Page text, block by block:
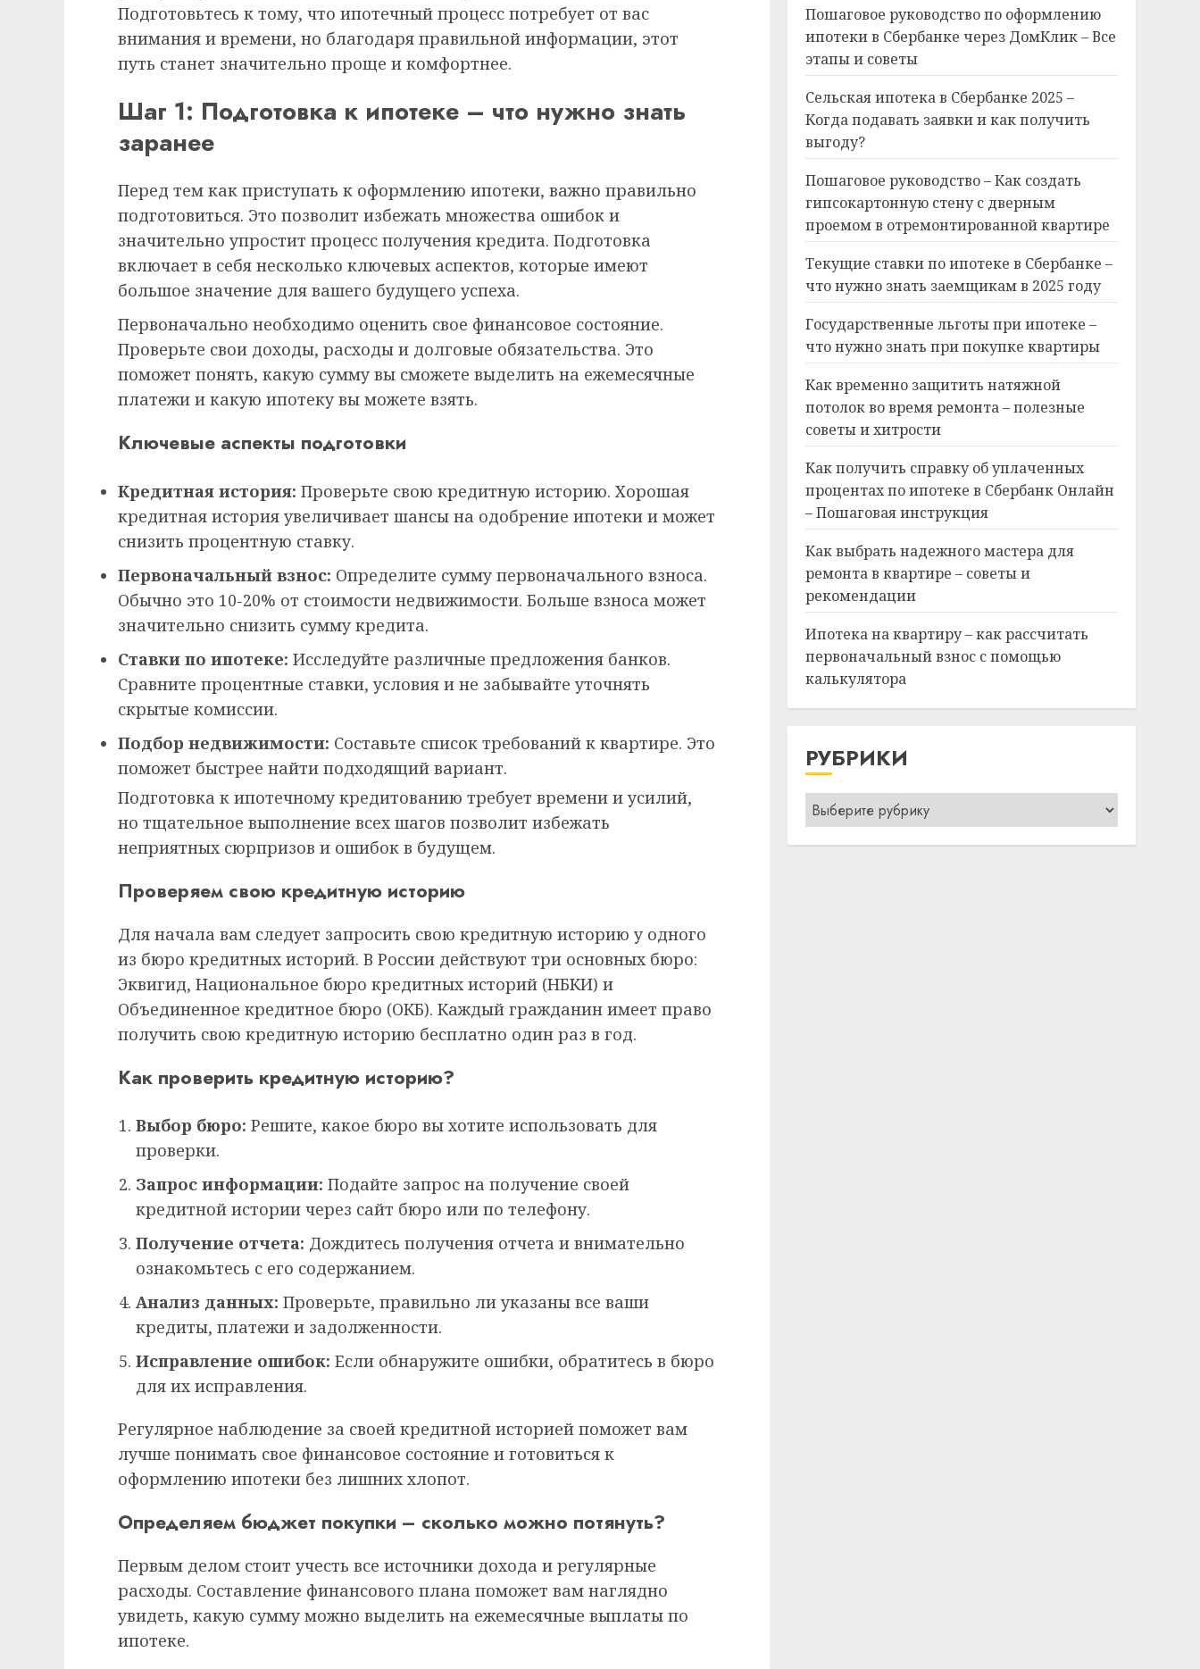
Подготовьтесь к тому, что ипотечный процесс потребует от вас
внимания и времени, но благодаря правильной информации, этот
путь станет значительно проще и комфортнее.
Шаг 1: Подготовка к ипотеке – что нужно знать
заранее
Перед тем как приступать к оформлению ипотеки, важно правильно
подготовиться. Это позволит избежать множества ошибок и
значительно упростит процесс получения кредита. Подготовка
включает в себя несколько ключевых аспектов, которые имеют
большое значение для вашего будущего успеха.
Первоначально необходимо оценить свое финансовое состояние.
Проверьте свои доходы, расходы и долговые обязательства. Это
поможет понять, какую сумму вы сможете выделить на ежемесячные
платежи и какую ипотеку вы можете взять.
Ключевые аспекты подготовки
Кредитная история: Проверьте свою кредитную историю. Хорошая
кредитная история увеличивает шансы на одобрение ипотеки и может
снизить процентную ставку.
Первоначальный взнос: Определите сумму первоначального взноса.
Обычно это 10-20% от стоимости недвижимости. Больше взноса может
значительно снизить сумму кредита.
Ставки по ипотеке: Исследуйте различные предложения банков.
Сравните процентные ставки, условия и не забывайте уточнять
скрытые комиссии.
Подбор недвижимости: Составьте список требований к квартире. Это
поможет быстрее найти подходящий вариант.
Подготовка к ипотечному кредитованию требует времени и усилий,
но тщательное выполнение всех шагов позволит избежать
неприятных сюрпризов и ошибок в будущем.
Проверяем свою кредитную историю
Для начала вам следует запросить свою кредитную историю у одного
из бюро кредитных историй. В России действуют три основных бюро:
Эквигид, Национальное бюро кредитных историй (НБКИ) и
Объединенное кредитное бюро (ОКБ). Каждый гражданин имеет право
получить свою кредитную историю бесплатно один раз в год.
Как проверить кредитную историю?
Выбор бюро: Решите, какое бюро вы хотите использовать для
проверки.
Запрос информации: Подайте запрос на получение своей
кредитной истории через сайт бюро или по телефону.
Получение отчета: Дождитесь получения отчета и внимательно
ознакомьтесь с его содержанием.
Анализ данных: Проверьте, правильно ли указаны все ваши
кредиты, платежи и задолженности.
Исправление ошибок: Если обнаружите ошибки, обратитесь в бюро
для их исправления.
Регулярное наблюдение за своей кредитной историей поможет вам
лучше понимать свое финансовое состояние и готовиться к
оформлению ипотеки без лишних хлопот.
Определяем бюджет покупки – сколько можно потянуть?
Первым делом стоит учесть все источники дохода и регулярные
расходы. Составление финансового плана поможет вам наглядно
увидеть, какую сумму можно выделить на ежемесячные выплаты по
ипотеке.
Пошаговое руководство по оформлению
ипотеки в Сбербанке через ДомКлик – Все
этапы и советы
Сельская ипотека в Сбербанке 2025 –
Когда подавать заявки и как получить
выгоду?
Пошаговое руководство – Как создать
гипсокартонную стену с дверным
проемом в отремонтированной квартире
Текущие ставки по ипотеке в Сбербанке –
что нужно знать заемщикам в 2025 году
Государственные льготы при ипотеке –
что нужно знать при покупке квартиры
Как временно защитить натяжной
потолок во время ремонта – полезные
советы и хитрости
Как получить справку об уплаченных
процентах по ипотеке в Сбербанк Онлайн
– Пошаговая инструкция
Как выбрать надежного мастера для
ремонта в квартире – советы и
рекомендации
Ипотека на квартиру – как рассчитать
первоначальный взнос с помощью
калькулятора
РУБРИКИ
Рубрики